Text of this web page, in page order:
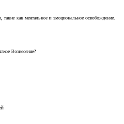
как ментальное и эмоциональное освобождение.
Вознесение?